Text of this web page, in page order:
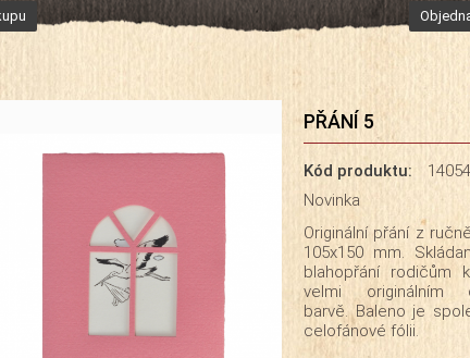
PŘÁNÍ 5
Kód produktu:
Novinka
Originální přání z
105x150 mm.
blahopřání rodičům
velmi
barvě. Baleno je
celofánové fólii.